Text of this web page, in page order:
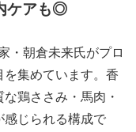
ケアも◎
・朝倉未来氏がプロ
集めています。香
鶏ささみ・馬肉・
感じられる構成で